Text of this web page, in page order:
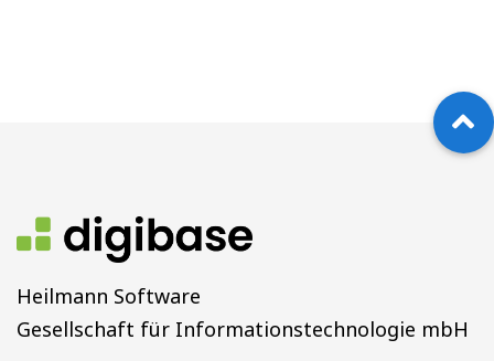
Heilmann Software
Gesellschaft für Informationstechnologie mbH